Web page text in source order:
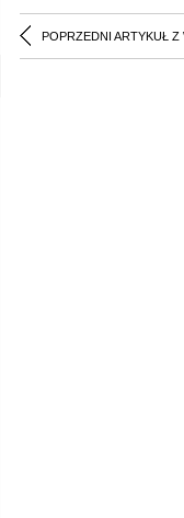
POPRZEDNI ARTYKUŁ Z